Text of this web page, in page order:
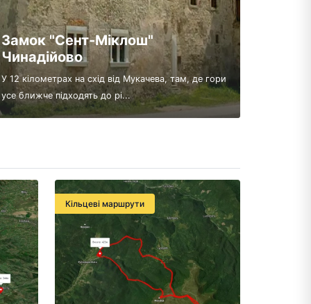
Замок "Сент-Міклош"
Чинадійово
У 12 кілометрах на схід від Мукачева, там, де гори
усе ближче підходять до рі...
Кільцеві маршрути